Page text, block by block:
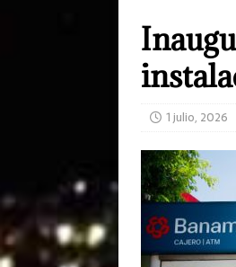
1 julio, 2026